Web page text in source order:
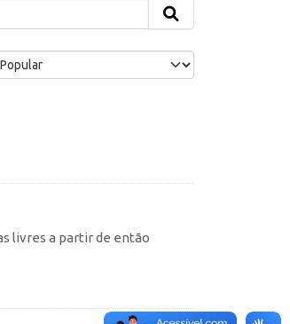
livres a partir de então